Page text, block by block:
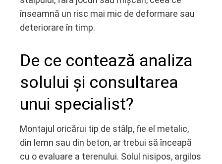
înseamnă un risc mai mic de deformare sau
deteriorare în timp.
De ce contează analiza
solului și consultarea
unui specialist?
Montajul oricărui tip de stâlp, fie el metalic,
din lemn sau din beton, ar trebui să înceapă
cu o evaluare a terenului. Solul nisipos, argilos